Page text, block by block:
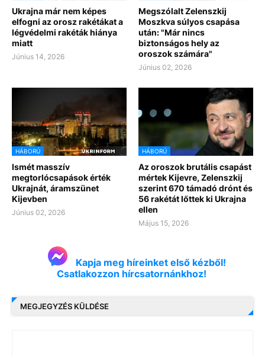
Ukrajna már nem képes
elfogni az orosz rakétákat a
légvédelmi rakéták hiánya
miatt
Június 14, 2026
Megszólalt Zelenszkij
Moszkva súlyos csapása
után: "Már nincs
biztonságos hely az
oroszok számára"
Június 02, 2026
HÁBORÚ
Ismét masszív
megtorlócsapások érték
Ukrajnát, áramszünet
Kijevben
Június 02, 2026
HÁBORÚ
Az oroszok brutális csapást
mértek Kijevre, Zelenszkij
szerint 670 támadó drónt és
56 rakétát lőttek ki Ukrajna
ellen
Május 15, 2026
Kapja meg híreinket első kézből!
Csatlakozzon hírcsatornánkhoz!
MEGJEGYZÉS KÜLDÉSE